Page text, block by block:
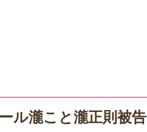
ル瀧こと瀧正則被告